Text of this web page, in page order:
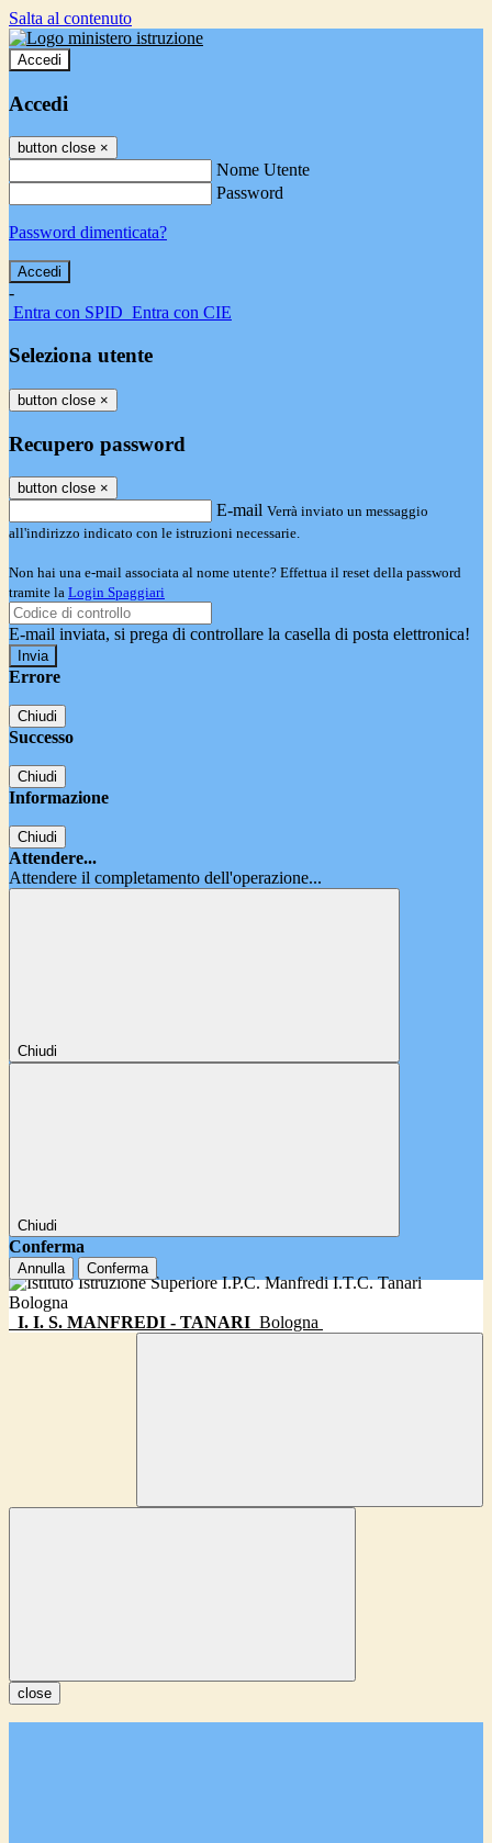
Salta al contenuto
Accedi
Accedi
button close ×
Nome Utente
Password
Password dimenticata?
-
Entra con SPID Entra con CIE
Seleziona utente
button close ×
Recupero password
button close ×
E-mail Verrà inviato un messaggio
all'indirizzo indicato con le istruzioni necessarie.
Non hai una e-mail associata al nome utente? Effettua il reset della password
tramite la Login Spaggiari
E-mail inviata, si prega di controllare la casella di posta elettronica!
Errore
Chiudi
Successo
Chiudi
Informazione
Chiudi
Attendere...
Attendere il completamento dell'operazione...
Chiudi
Chiudi
Conferma
Annulla Conferma
I. I. S. MANFREDI - TANARI Bologna
close